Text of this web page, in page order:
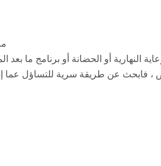
النهارية أو الحضانة أو برنامج ما بعد
، فابحث عن طريقة سرية للتساؤل عما